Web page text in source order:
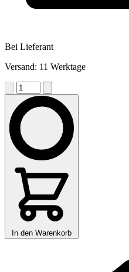
Bei Lieferant
Versand: 11 Werktage
In den Warenkorb